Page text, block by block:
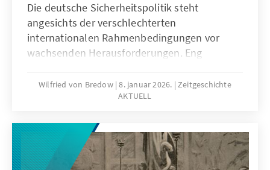
Die deutsche Sicherheitspolitik steht
angesichts der verschlechterten
internationalen Rahmenbedingungen vor
wachsenden Herausforderungen. Eng
nationale, europäische und transatlantische
Interessen immer wieder neu austarieren.
von Zeitgeschichte AKTUELL, wie diese
Spannungen unmittelbare Folgen für Auftrag,
Ausrüstung und Rolle der Bundeswehr haben.
Wilfried von Bredow 8. januar 2026. Zeitgeschichte
AKTUELL